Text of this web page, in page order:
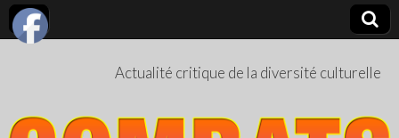
Actualité critique de la diversité culturelle